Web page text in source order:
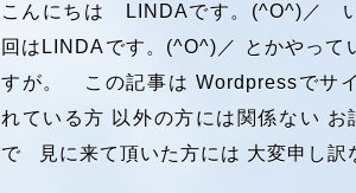
こんにちは LINDAです。(^O^)／
回はLINDAです。(^O^)／ とかやって
すが。 この記事は Wordpressでサ
れている方 以外の方には関係ない お
で 見に来て頂いた方には 大変申し訳